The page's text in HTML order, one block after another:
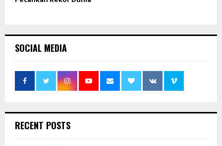
SOCIAL MEDIA
RECENT POSTS